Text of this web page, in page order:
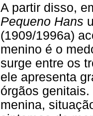
A partir disso,
Pequeno Hans
(1909/1996a)
menino é o
surge entre os
ele apresenta
órgãos
menina,